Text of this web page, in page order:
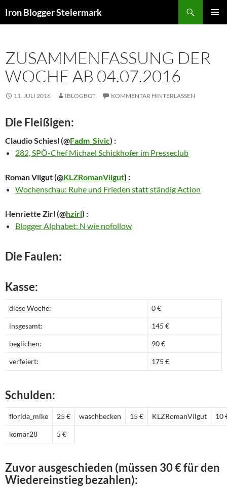
Inhalt
Iron Blogger Steiermark
ZUSAMMENFASSUNG DER
WOCHE AB 04.07.2016
11. JULI 2016 IBLOGBOT KOMMENTAR HINTERLASSEN
Die Fleißigen:
Claudio Schiesl(@Fadm_Sivic) :
282, SPÖ-Chef Michael Schickhofer im Presseclub
Roman Vilgut(@KLZRomanVilgut) :
Wochenschau: Ruhe und Frieden statt ständig Action
Henriette Zirl(@hzirl) :
Blogger Alphabet: N wie nofollow
Die Faulen:
Kasse:
diese Woche: 0 €
insgesamt: 145 €
beglichen: 90 €
verfeiert: 175 €
Schulden:
florida_mike 25 € waschbecken 15 € KLZRomanVilgut 10
komar28 5 €
Zuvor ausgeschieden (müssen 30 € für den
Wiedereinstieg bezahlen):